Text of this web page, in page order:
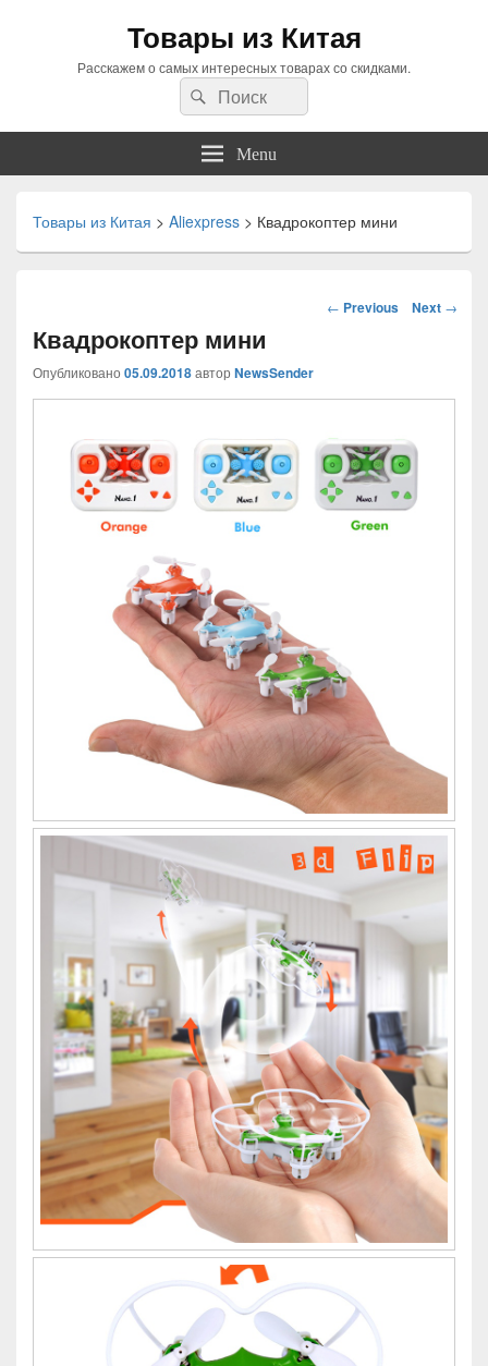
Товары из Китая
Расскажем о самых интересных товарах со скидками.
Search
for:
Search
Menu
Товары из Китая > Aliexpress > Квадрокоптер мини
Навигация
← Previous Next →
Квадрокоптер мини
Опубликовано 05.09.2018автор NewsSender